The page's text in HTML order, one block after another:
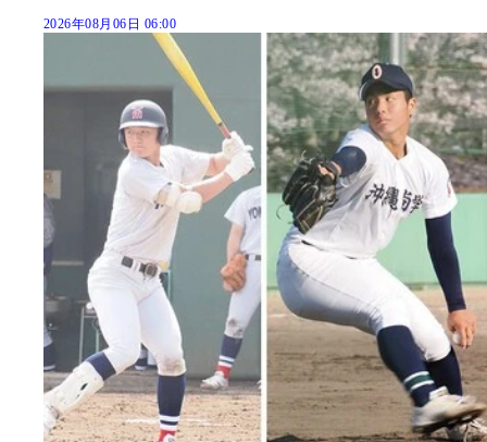
2026年08月06日 06:00